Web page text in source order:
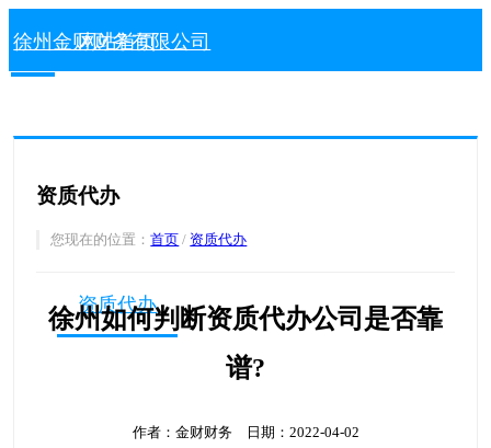
徐州金财财务有限公司
网站首页
注册商标
资质代办
公司注销
资质代办
您现在的位置：首页 / 资质代办
徐州如何判断资质代办公司是否靠
谱?
作者：金财财务 日期：2022-04-02